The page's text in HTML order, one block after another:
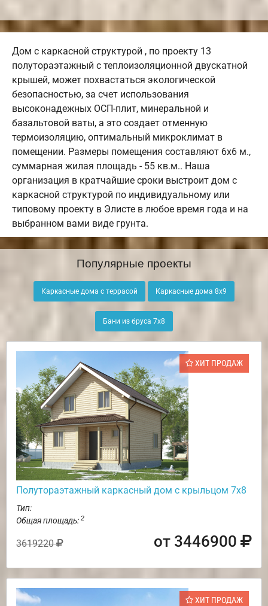
Дом с каркасной структурой , по проекту 13
полутораэтажный с теплоизоляционной двускатной
крышей, может похвастаться экологической
безопасностью, за счет использования
высоконадежных ОСП-плит, минеральной и
базальтовой ваты, а это создает отменную
термоизоляцию, оптимальный микроклимат в
помещении. Размеры помещения составляют 6х6 м.,
суммарная жилая площадь - 55 кв.м.. Наша
организация в кратчайшие сроки выстроит дом с
каркасной структурой по индивидуальному или
типовому проекту в Элисте в любое время года и на
выбранном вами виде грунта.
Популярные проекты
Каркасные дома с террасой Каркасные дома 8х9
Бани из бруса 7х8
ХИТ ПРОДАЖ
Полутораэтажный каркасный дом с крыльцом 7х8
Тип:
Общая площадь: 2
3619220 от 3446900
ХИТ ПРОДАЖ